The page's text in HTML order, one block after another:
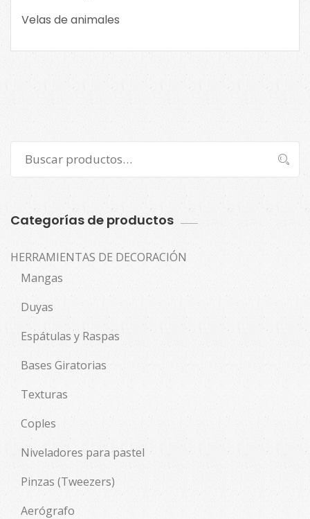
Velas de animales
por:
Buscar
Categorías de productos
HERRAMIENTAS DE DECORACIÓN
Mangas
Duyas
Espátulas y Raspas
Bases Giratorias
Texturas
Coples
Niveladores para pastel
Pinzas (Tweezers)
Aerógrafo